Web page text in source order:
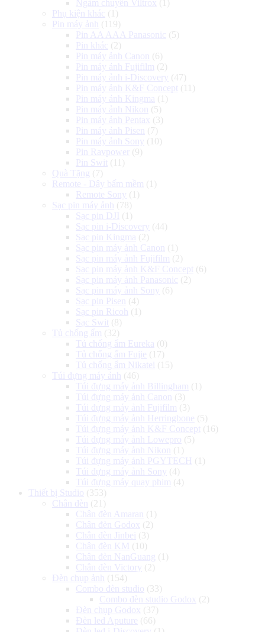
Ngàm chuyển Viltrox (1)
Phụ kiện khác (1)
Pin máy ảnh
(119)
Pin AA AAA Panasonic (5)
Pin khác (2)
Pin máy ảnh Canon
(6)
Pin máy ảnh Fujifilm (2)
Pin máy ảnh i-Discovery (47)
Pin máy ảnh K&F Concept (11)
Pin máy ảnh Kingma (1)
Pin máy ảnh Nikon
(5)
Pin máy ảnh Pentax (3)
Pin máy ảnh Pisen
(7)
Pin máy ảnh Sony (10)
Pin Ravpower
(9)
Pin Swit (11)
Quà Tặng (7)
Remote - Dây bấm mềm (1)
Remote Sony (1)
Sạc pin máy ảnh
(78)
Sạc pin DJI (1)
Sạc pin i-Discovery (44)
Sạc pin Kingma (2)
Sạc pin máy ảnh Canon
(1)
Sạc pin máy ảnh Fujifilm (2)
Sạc pin máy ảnh K&F Concept (6)
Sạc pin máy ảnh Panasonic (2)
Sạc pin máy ảnh Sony (6)
Sạc pin Pisen
(4)
Sạc pin Ricoh
(1)
Sạc Swit (8)
Tủ chống ẩm (32)
Tủ chống ẩm Eureka (0)
Tủ chống ẩm Fujie (17)
Tủ chống ẩm Nikatei (15)
Túi đựng máy ảnh
(46)
Túi đựng máy ảnh Billingham (1)
Túi đựng máy ảnh Canon
(3)
Túi đựng máy ảnh Fujifilm (3)
Túi đựng máy ảnh Herringbone (5)
Túi đựng máy ảnh K&F Concept (16)
Túi đựng máy ảnh Lowepro (5)
Túi đựng máy ảnh Nikon
(1)
Túi đựng máy ảnh PGYTECH
(1)
Túi đựng máy ảnh Sony (4)
Túi đựng máy quay phim (4)
Thiết bị Studio (353)
Chân đèn
(21)
Chân đèn Amaran
(1)
Chân đèn Godox (2)
Chân đèn Jinbei (3)
Chân đèn KM (10)
Chân đèn NanGuang (1)
Chân đèn Victory (2)
Đèn chụp ảnh
(154)
Combo đèn studio (33)
Combo đèn studio Godox (2)
Đèn chụp Godox (37)
Đèn led Aputure (66)